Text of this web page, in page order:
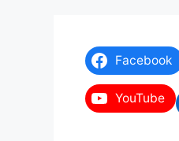
Facebook
YouTube